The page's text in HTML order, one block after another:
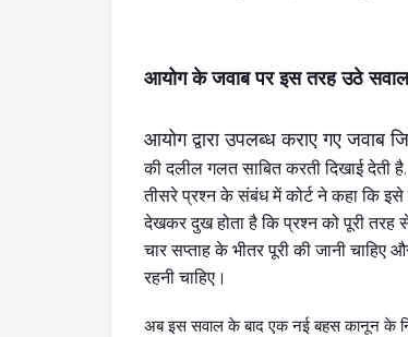
आयोग के जवाब पर इस तरह उठे
आयोग द्वारा उपलब्ध कराए गए
की दलील गलत साबित करती दिखाई देती है.
तीसरे प्रश्न के संबंध में कोर्ट ने कहा कि
देखकर दुख होता है कि प्रश्न को पूरी
चार सप्ताह के भीतर पूरी की जानी
रहनी चाहिए।
अब इस सवाल के बाद एक नई बहस कानून के